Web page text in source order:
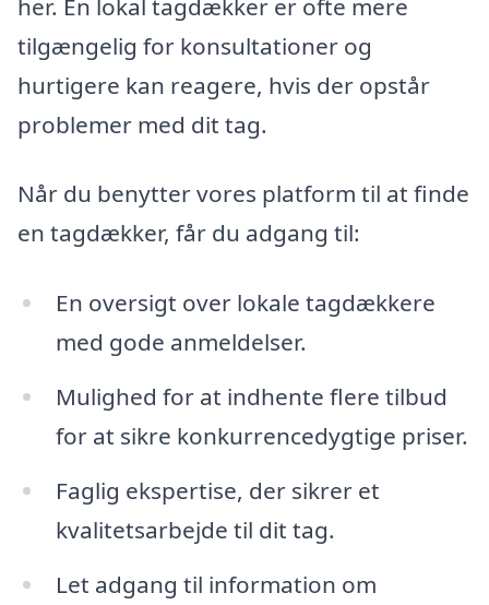
tilgængelig for konsultationer og
hurtigere kan reagere, hvis der opstår
problemer med dit tag.
Når du benytter vores platform til at finde
en tagdækker, får du adgang til:
En oversigt over lokale tagdækkere
med gode anmeldelser.
Mulighed for at indhente flere tilbud
for at sikre konkurrencedygtige priser.
Faglig ekspertise, der sikrer et
kvalitetsarbejde til dit tag.
Let adgang til information om